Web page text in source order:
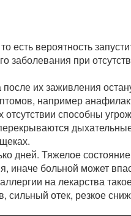
есть вероятность
при
их заживления
например
способны
дней. Тяжелое
иначе больной может
на лекарства
отек, резкое